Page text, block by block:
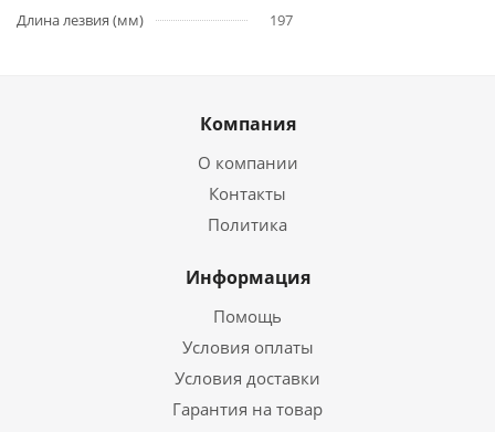
Длина лезвия (мм)
197
Компания
О компании
Контакты
Политика
Информация
Помощь
Условия оплаты
Условия доставки
Гарантия на товар